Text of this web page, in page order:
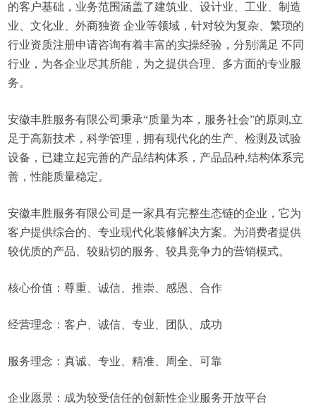
的客户基础，业务范围涵盖了建筑业、设计业、工业、制造
业、文化业、外商独资 企业等领域，针对较为复杂、繁琐的
行业资质注册申请咨询有着丰富的实操经验，分别满足 不同
行业，为各企业尽其所能，为之提供合理、多方面的专业服
务。
安徽丰胜服务有限公司秉承“质量为本，服务社会”的原则,立
足于高新技术，科学管理，拥有现代化的生产、检测及试验
设备，已建立起完善的产品结构体系，产品品种,结构体系完
善，性能质量稳定。
安徽丰胜服务有限公司是一家具有完整生态链的企业，它为
客户提供综合的、专业现代化装修解决方案。为消费者提供
较优质的产品、较贴切的服务、较具竞争力的营销模式。
核心价值：尊重、诚信、推崇、感恩、合作
经营理念：客户、诚信、专业、团队、成功
服务理念：真诚、专业、精准、周全、可靠
企业愿景：成为较受信任的创新性企业服务开放平台